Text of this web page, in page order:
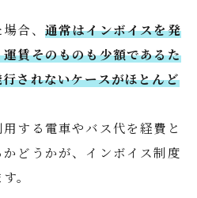
合、 通常はインボイスを発
賃そのものも少額であるた
されないケースがほとんど
する電車やバス代を経費と
どうかが、インボイス制度
。